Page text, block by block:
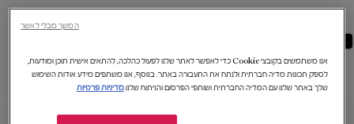
אנו משתמשים בקובצי Cookie כדי לאפשר לאתר שלנו לפעול כהלכה, להתאים אישית תוכן ומודעות,
לספק תכונות מדיה חברתית ולנתח את התעבורה באתר. בנוסף, אנו משתפים מידע אודות השימוש
שלך באתר שלנו עם המדיה החברתית ושותפי הפרסום והניתוח שלנו.מדיניות פרטיות
המשך מבלי לאשר